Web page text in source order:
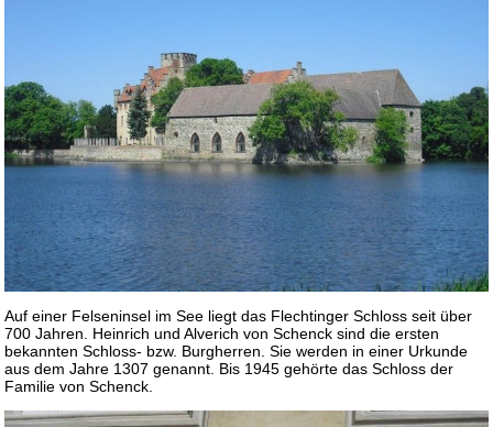
Auf einer Felseninsel im See liegt das Flechtinger Schloss seit über
700 Jahren. Heinrich und Alverich von Schenck sind die ersten
bekannten Schloss- bzw. Burgherren. Sie werden in einer Urkunde
aus dem Jahre 1307 genannt. Bis 1945 gehörte das Schloss der
Familie von Schenck.